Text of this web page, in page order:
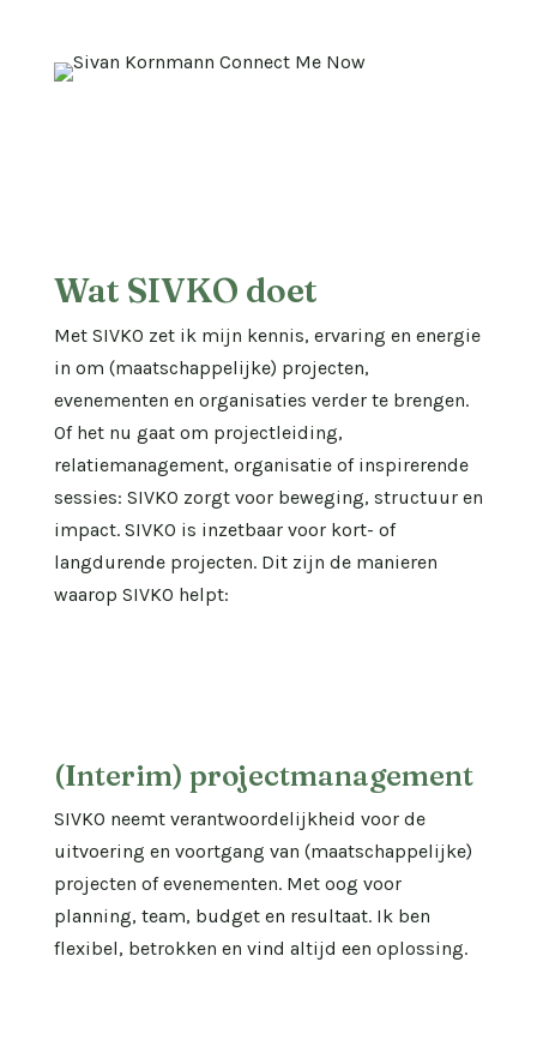
Wat SIVKO doet
Met SIVKO zet ik mijn kennis, ervaring en energie
in om (maatschappelijke) projecten,
evenementen en organisaties verder te brengen.
Of het nu gaat om projectleiding,
relatiemanagement, organisatie of inspirerende
sessies: SIVKO zorgt voor beweging, structuur en
impact. SIVKO is inzetbaar voor kort- of
langdurende projecten. Dit zijn de manieren
waarop SIVKO helpt:
(Interim) projectmanagement
SIVKO neemt verantwoordelijkheid voor de
uitvoering en voortgang van (maatschappelijke)
projecten of evenementen. Met oog voor
planning, team, budget en resultaat. Ik ben
flexibel, betrokken en vind altijd een oplossing.